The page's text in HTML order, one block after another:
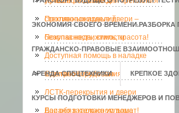
ЭКОНОМИЯ СВОЕГО ВРЕМЕНИ.РАЗБОРКА
ГРАЖДАНСКО-ПРАВОВЫЕ
АРЕНДА СПЕЦТЕХНИКИ КРЕПКОЕ
КУРСЫ ПОДГОТОВКИ МЕНЕДЖЕРОВ И
стеклянных изделий
Противопожарные двери –
безопасность, стиль, красота!
Покупка недвижимости
Доступная помощь в наладке
электрооборудования
Сделано с любовью
ЛСТК-перекрытия и двери
Доиано в каркасном доме
Вас обязательно услышат!